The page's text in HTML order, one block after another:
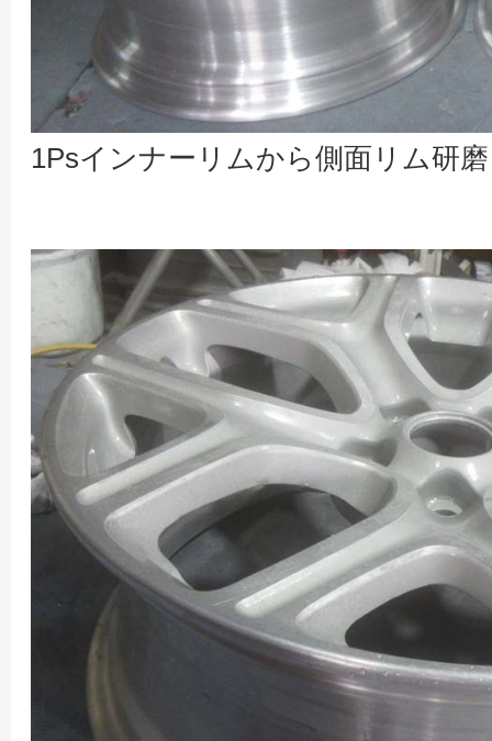
1Psインナーリムから側面リム研磨